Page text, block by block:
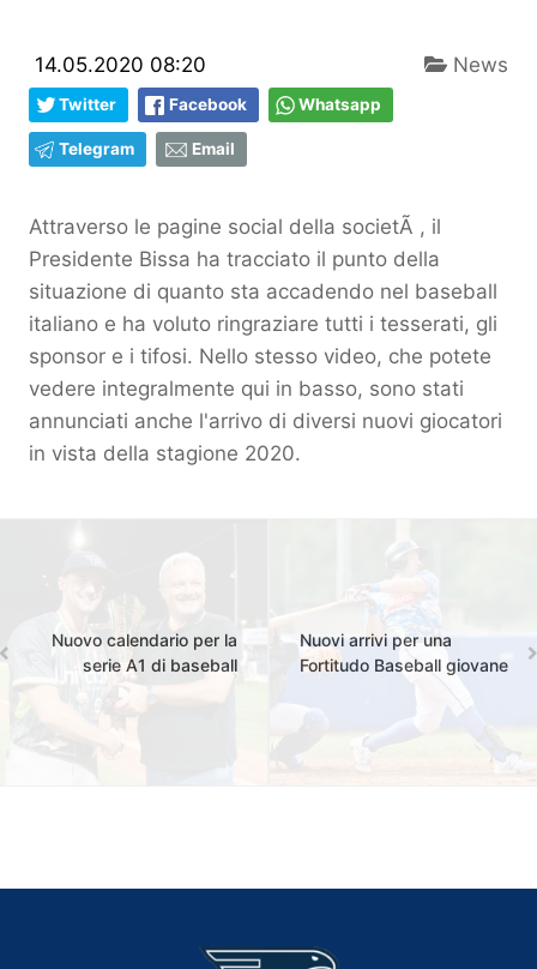
14.05.2020 08:20 News
Twitter Facebook Whatsapp
Telegram Email
Attraverso le pagine social della societÃ , il
Presidente Bissa ha tracciato il punto della
situazione di quanto sta accadendo nel baseball
italiano e ha voluto ringraziare tutti i tesserati, gli
sponsor e i tifosi. Nello stesso video, che potete
vedere integralmente qui in basso, sono stati
annunciati anche l'arrivo di diversi nuovi giocatori
in vista della stagione 2020.
Nuovo calendario per la
serie A1 di baseball
Nuovi arrivi per una
Fortitudo Baseball giovane